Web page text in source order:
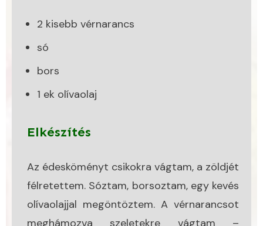
2 kisebb vérnarancs
só
bors
1 ek olívaolaj
Elkészítés
Az édesköményt csikokra vágtam, a zöldjét
félretettem. Sóztam, borsoztam, egy kevés
olívaolajjal megöntöztem. A vérnarancsot
meghámozva szeletekre vágtam –